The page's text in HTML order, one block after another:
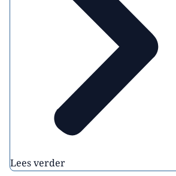
Lees verder